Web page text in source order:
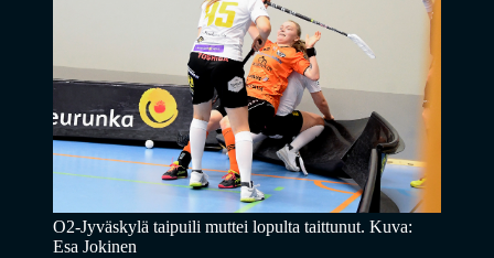
O2-Jyväskylä taipuili muttei lopulta taittunut. Kuva:
Esa Jokinen